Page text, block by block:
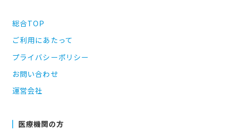
総合TOP
ご利用にあたって
プライバシーポリシー
お問い合わせ
運営会社
医療機関の方